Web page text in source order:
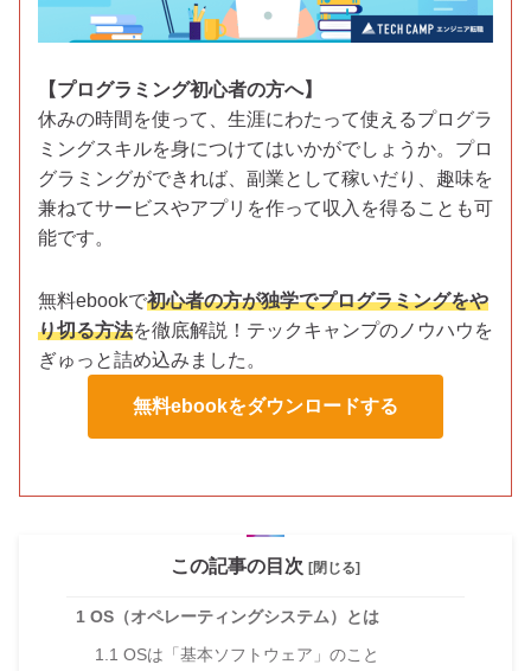
【プログラミング初心者の方へ】
休みの時間を使って、生涯にわたって使えるプログラ
ミングスキルを身につけてはいかがでしょうか。プロ
グラミングができれば、副業として稼いだり、趣味を
兼ねてサービスやアプリを作って収入を得ることも可
能です。
無料ebookで初心者の方が独学でプログラミングをや
り切る方法を徹底解説！テックキャンプのノウハウを
ぎゅっと詰め込みました。
無料ebookをダウンロードする
この記事の目次 [閉じる]
1 OS（オペレーティングシステム）とは
1.1 OSは「基本ソフトウェア」のこと